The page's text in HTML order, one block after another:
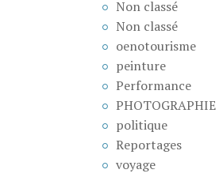
Non classé
Non classé
oenotourisme
peinture
Performance
PHOTOGRAPHIE
politique
Reportages
voyage